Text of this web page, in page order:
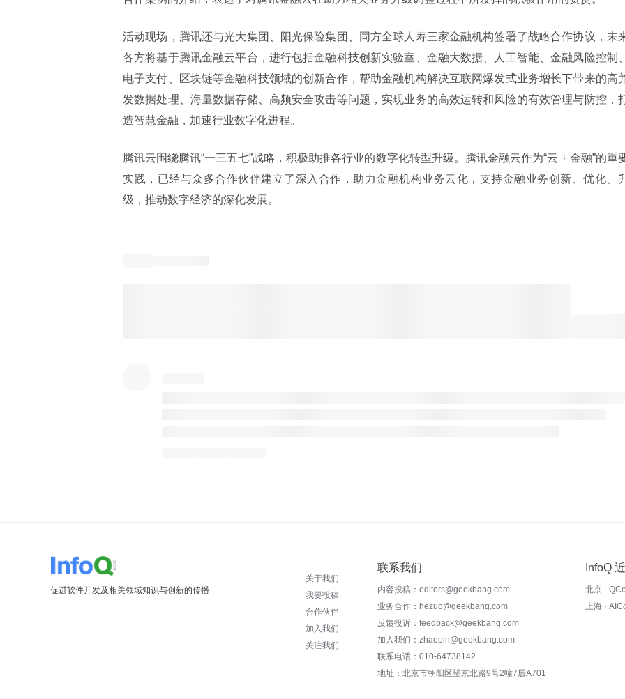
活动现场，腾讯还与光大集团、阳光保险集团、同方全球人寿三家金融机构签署了战略合作协议，未
各方将基于腾讯金融云平台，进行包括金融科技创新实验室、金融大数据、人工智能、金融风险控制、
电子支付、区块链等金融科技领域的创新合作，帮助金融机构解决互联网爆发式业务增长下带来的高
发数据处理、海量数据存储、高频安全攻击等问题，实现业务的高效运转和风险的有效管理与防控，
造智慧金融，加速行业数字化进程。
腾讯云围绕腾讯“一三五七”战略，积极助推各行业的数字化转型升级。腾讯金融云作为“云 + 金融”的重
实践，已经与众多合作伙伴建立了深入合作，助力金融机构业务云化，支持金融业务创新、优化、
级，推动数字经济的深化发展。
促进软件开发及相关领域知识与创新的传播
关于我们
我要投稿
合作伙伴
加入我们
关注我们
联系我们
内容投稿：editors@geekbang.com
业务合作：hezuo@geekbang.com
反馈投诉：feedback@geekbang.com
加入我们：zhaopin@geekbang.com
联系电话：010-64738142
地址：北京市朝阳区望京北路9号2幢7层A701
InfoQ
北京 ·
上海 ·